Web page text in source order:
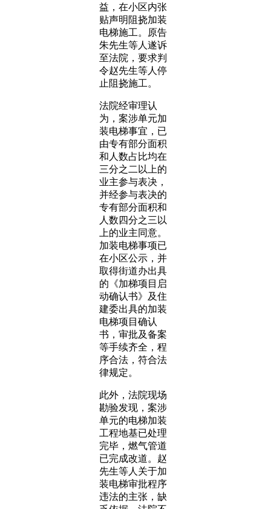
益，在小区内张
贴声明阻挠加装
电梯施工。原告
朱先生等人遂诉
至法院，要求判
令赵先生等人停
止阻挠施工。
法院经审理认
为，案涉单元加
装电梯事宜，已
由专有部分面积
和人数占比均在
三分之二以上的
业主参与表决，
并经参与表决的
专有部分面积和
人数四分之三以
上的业主同意。
加装电梯事项已
在小区公示，并
取得街道办出具
的《加梯项目启
动确认书》及住
建委出具的加装
电梯项目确认
书，审批及备案
等手续齐全，程
序合法，符合法
律规定。
此外，法院现场
勘验发现，案涉
单元的电梯加装
工程地基已处理
完毕，燃气管道
已完成改道。赵
先生等人关于加
装电梯审批程序
违法的主张，缺